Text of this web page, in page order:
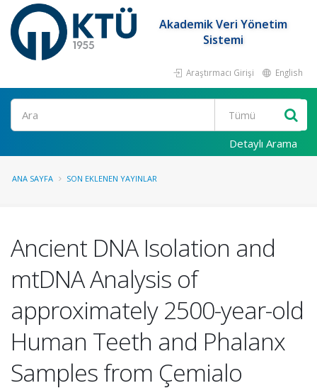
Akademik Veri Yönetim
Sistemi
Araştırmacı Girişi English
Ara
Detaylı Arama
ANA SAYFA SON EKLENEN YAYINLAR
Ancient DNA Isolation and
mtDNA Analysis of
approximately 2500-year-old
Human Teeth and Phalanx
Samples from Çemialo